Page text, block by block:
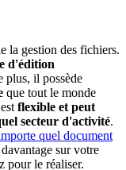
la gestion des fichiers.
d'édition
plus, il possède
que tout le monde
flexible et peut
secteur d'activité.
quel document
sur votre
pour le réaliser.